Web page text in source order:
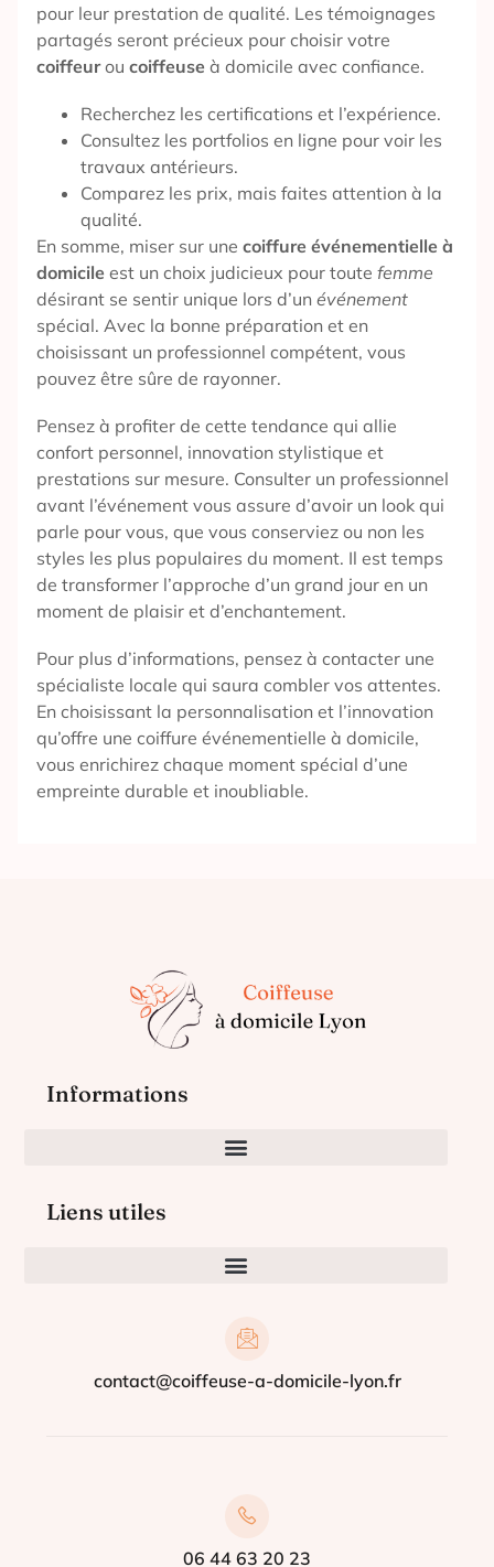
pour leur prestation de qualité. Les témoignages
partagés seront précieux pour choisir votre
coiffeurou coiffeuse à domicile avec confiance.
Recherchez les certifications et l’expérience.
Consultez les portfolios en ligne pour voir les
travaux antérieurs.
Comparez les prix, mais faites attention à la
qualité.
En somme, miser sur une coiffure événementielle à
domicile est un choix judicieux pour toute femme
désirant se sentir unique lors d’un événement
spécial. Avec la bonne préparation et en
choisissant un professionnel compétent, vous
pouvez être sûre de rayonner.
Pensez à profiter de cette tendance qui allie
confort personnel, innovation stylistique et
prestations sur mesure. Consulter un professionnel
avant l’événement vous assure d’avoir un look qui
parle pour vous, que vous conserviez ou non les
styles les plus populaires du moment. Il est temps
de transformer l’approche d’un grand jour en un
moment de plaisir et d’enchantement.
Pour plus d’informations, pensez à contacter une
spécialiste locale qui saura combler vos attentes.
En choisissant la personnalisation et l’innovation
qu’offre une coiffure événementielle à domicile,
vous enrichirez chaque moment spécial d’une
empreinte durable et inoubliable.
Informations
Liens utiles
contact@coiffeuse-a-domicile-lyon.fr
06 44 63 20 23